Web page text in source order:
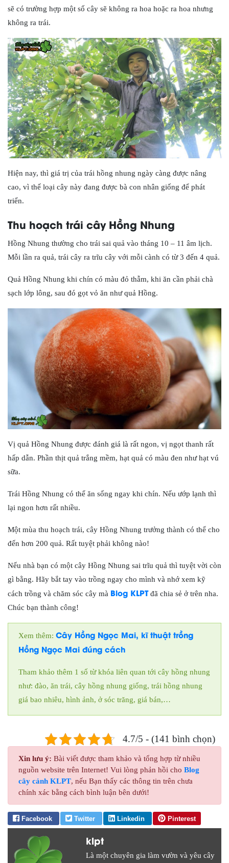
sẽ có trường hợp một số cây sẽ không ra hoa hoặc ra hoa nhưng
không ra trái.
Hiện nay, thì giá trị của trái hồng nhung ngày càng được nâng
cao, vì thế loại cây này đang được bà con nhân giống để phát
triển.
Thu hoạch trái cây Hồng Nhung
Hồng Nhung thường cho trái sai quả vào tháng 10 – 11 âm lịch.
Mỗi lần ra quả, trái cây ra trĩu cây với mỗi cành có từ 3 đến 4 quả.
Quả Hồng Nhung khi chín có màu đỏ thẫm, khi ăn cần phải chà
sạch lớp lông, sau đó gọt vỏ ăn như quả Hồng.
Vị quả Hồng Nhung được đánh giá là rất ngon, vị ngọt thanh rất
hấp dẫn. Phần thịt quả trắng mềm, hạt quả có màu đen như hạt vú
sữa.
Trái Hồng Nhung có thể ăn sống ngay khi chín. Nếu ướp lạnh thì
lại ngon hơn rất nhiều.
Một mùa thu hoạch trái, cây Hồng Nhung trưởng thành có thể cho
đến hơn 200 quả. Rất tuyệt phải không nào!
Nếu nhà bạn có một cây Hồng Nhung sai trĩu quả thì tuyệt vời còn
gì bằng. Hãy bắt tay vào trồng ngay cho mình và nhớ xem kỹ
cách trồng và chăm sóc cây mà Blog KLPTđã chia sẻ ở trên nha.
Chúc bạn thành công!
Xem thêm: Cây Hồng Ngọc Mai, kĩ thuật trồng
Hồng Ngọc Mai đúng cách
Tham khảo thêm 1 số từ khóa liên quan tới cây hồng nhung
như: đào, ăn trái, cây hồng nhung giống, trái hồng nhung
giá bao nhiêu, hình ảnh, ở sóc trăng, giá bán,…
4.7/5 - (141 bình chọn)
Xin lưu ý: Bài viết được tham khảo và tổng hợp từ nhiều
nguồn website trên Internet! Vui lòng phản hồi cho Blog
cây cảnh KLPT, nếu Bạn thấy các thông tin trên chưa
chính xác bằng cách bình luận bên dưới!
Facebook Twitter Linkedin Pinterest
klpt
Là một chuyên gia làm vườn và yêu cây